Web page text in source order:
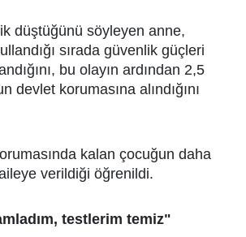
düştüğünü söyleyen anne,
sırada güvenlik güçleri
bu olayın ardından 2,5
devlet korumasına alındığını
kalan çocuğun daha
verildiği öğrenildi.
testlerim temiz"